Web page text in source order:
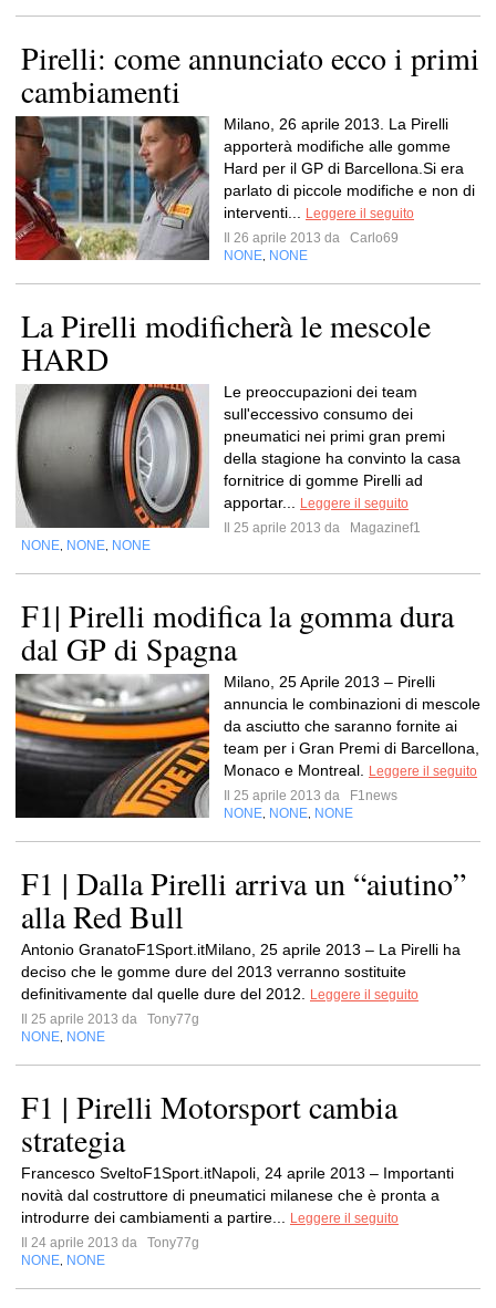
Pirelli: come annunciato ecco i primi
cambiamenti
Milano, 26 aprile 2013. La Pirelli
apporterà modifiche alle gomme
Hard per il GP di Barcellona.Si era
parlato di piccole modifiche e non di
interventi...
Leggere il seguito
Il 26 aprile 2013 da
Carlo69
NONE NONE
La Pirelli modificherà le mescole
HARD
Le preoccupazioni dei team
sull'eccessivo consumo dei
pneumatici nei primi gran premi
della stagione ha convinto la casa
fornitrice di gomme Pirelli ad
apportar...
Leggere il seguito
Il 25 aprile 2013 da
Magazinef1
NONE NONE NONE
F1| Pirelli modifica la gomma dura
dal GP di Spagna
Milano, 25 Aprile 2013 – Pirelli
annuncia le combinazioni di mescole
da asciutto che saranno fornite ai
team per i Gran Premi di Barcellona,
Monaco e Montreal.
Leggere il seguito
Il 25 aprile 2013 da
F1news
NONE NONE NONE
F1 | Dalla Pirelli arriva un “aiutino”
alla Red Bull
Antonio GranatoF1Sport.itMilano, 25 aprile 2013 – La Pirelli ha
deciso che le gomme dure del 2013 verranno sostituite
definitivamente dal quelle dure del 2012.
Leggere il seguito
Il 25 aprile 2013 da
Tony77g
NONE NONE
F1 | Pirelli Motorsport cambia
strategia
Francesco SveltoF1Sport.itNapoli, 24 aprile 2013 – Importanti
novità dal costruttore di pneumatici milanese che è pronta a
introdurre dei cambiamenti a partire...
Leggere il seguito
Il 24 aprile 2013 da
Tony77g
NONE NONE